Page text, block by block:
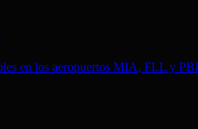
en los aeropuertos MIA, FLL y PBI